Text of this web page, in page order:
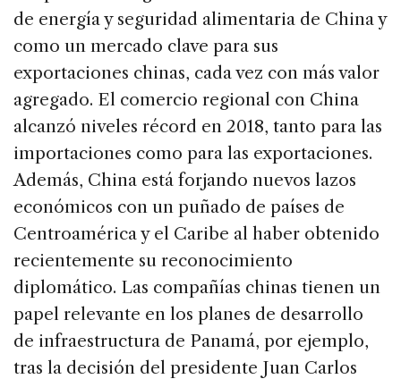
de energía y seguridad alimentaria de China y
como un mercado clave para sus
exportaciones chinas, cada vez con más valor
agregado. El comercio regional con China
alcanzó niveles récord en 2018, tanto para las
importaciones como para las exportaciones.
Además, China está forjando nuevos lazos
económicos con un puñado de países de
Centroamérica y el Caribe al haber obtenido
recientemente su reconocimiento
diplomático. Las compañías chinas tienen un
papel relevante en los planes de desarrollo
de infraestructura de Panamá, por ejemplo,
tras la decisión del presidente Juan Carlos